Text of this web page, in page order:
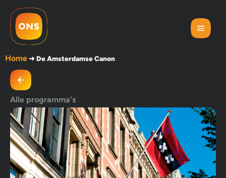
Home➜De Amsterdamse Canon
Alle programma's